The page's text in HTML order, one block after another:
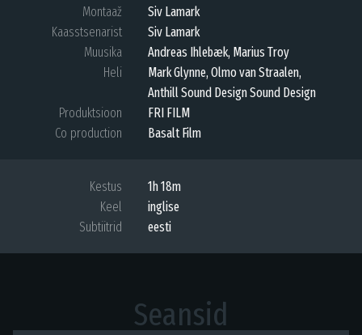
Montaaž
Siv Lamark
Kaasstsenarist
Siv Lamark
Muusika
Andreas Ihlebæk, Marius Troy
Heli
Mark Glynne, Olmo van Straalen,
Anthill Sound Design Sound Design
Produktsioon
FRI FILM
Co production
Basalt Film
Kestus
1h 18m
Keel
inglise
Subtiitrid
eesti
Seansid